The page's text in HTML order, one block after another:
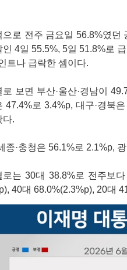
으로 전주 금요일 56.8%였던
인 4일 55.5%, 5일 51.8%로
트나 급락한 셈이다.
로 보면 부산·울산·경남이
47.4%로 3.4%p, 대구·경북
다.
종·충청은 56.1%로 2.1%p,
로는 30대 38.8%로 전주보
40대 68.0%(2.3%p), 20대